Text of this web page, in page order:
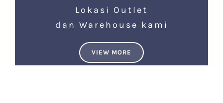
Lokasi Outlet
dan Warehouse kami
VIEW MORE